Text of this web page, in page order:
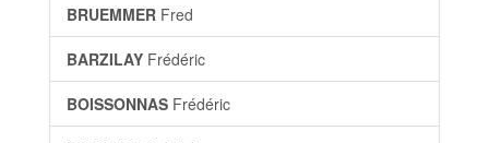
BRUEMMER Fred
BARZILAY Frédéric
BOISSONNAS Frédéric